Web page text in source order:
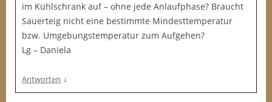
im Kühlschrank auf – ohne jede Anlaufphase? Braucht
Sauerteig nicht eine bestimmte Mindesttemperatur
bzw. Umgebungstemperatur zum Aufgehen?
Lg – Daniela
Antworten ↓